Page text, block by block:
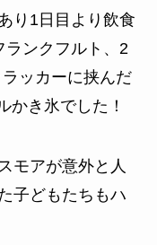
り1日目より飲食
ランクフルト、2
ッカーに挟んだ
かき氷でした！
モアが意外と人
子どもたちもハ